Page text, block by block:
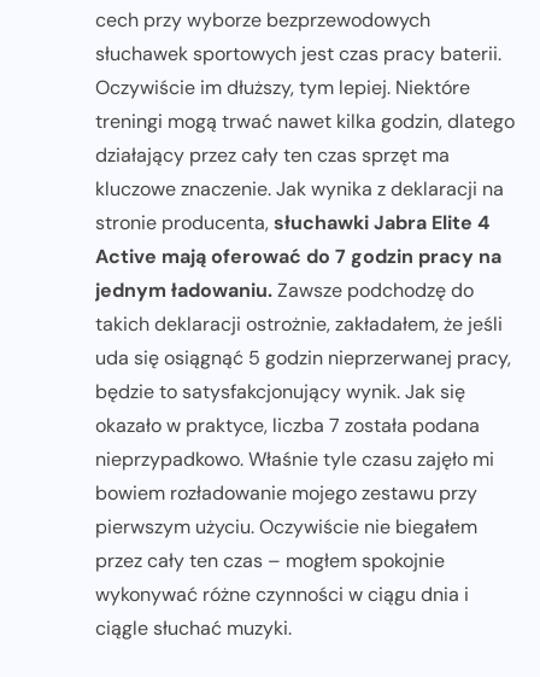
cech przy wyborze bezprzewodowych
słuchawek sportowych jest czas pracy baterii.
Oczywiście im dłuższy, tym lepiej. Niektóre
treningi mogą trwać nawet kilka godzin, dlatego
działający przez cały ten czas sprzęt ma
kluczowe znaczenie. Jak wynika z deklaracji na
stronie producenta,słuchawki Jabra Elite 4
Active mają oferować do 7 godzin pracy na
jednym ładowaniu.Zawsze podchodzę do
takich deklaracji ostrożnie, zakładałem, że jeśli
uda się osiągnąć 5 godzin nieprzerwanej pracy,
będzie to satysfakcjonujący wynik. Jak się
okazało w praktyce, liczba 7 została podana
nieprzypadkowo. Właśnie tyle czasu zajęło mi
bowiem rozładowanie mojego zestawu przy
pierwszym użyciu. Oczywiście nie biegałem
przez cały ten czas – mogłem spokojnie
wykonywać różne czynności w ciągu dnia i
ciągle słuchać muzyki.